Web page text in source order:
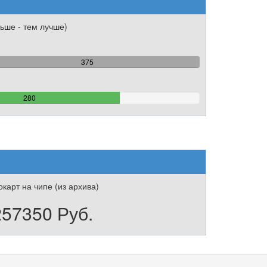
- тем лучше)
375
100%
280
74.666666666667%
на чипе (из архива)
Руб.